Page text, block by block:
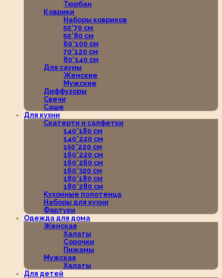
Тюрбан
Коврики
Наборы ковриков
50*70 см
50*80 см
60*100 см
70*120 см
80*140 см
Для сауны
Женские
Мужские
Диффузоры
Свечи
Саше
Для кухни
Скатерти и салфетки
140*180 см
140*220 см
150*220 см
160*220 см
160*260 см
160*320 см
180*180 см
180*280 см
Кухонные полотенца
Наборы для кухни
Фартуки
Одежда для дома
Женская
Халаты
Сорочки
Пижамы
Мужская
Халаты
Для детей